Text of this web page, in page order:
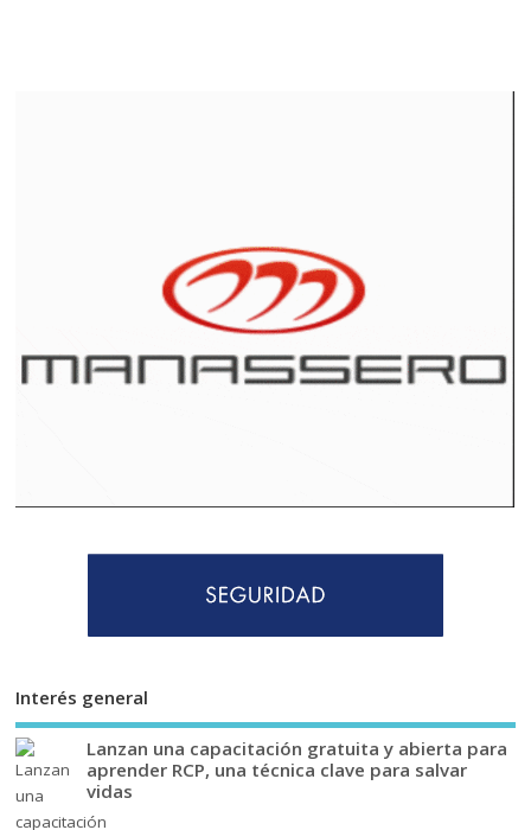
Interés general
Lanzan una capacitación gratuita y abierta para
aprender RCP, una técnica clave para salvar
vidas